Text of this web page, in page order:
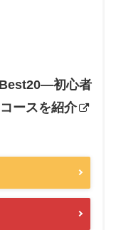
初心者
ースを紹介